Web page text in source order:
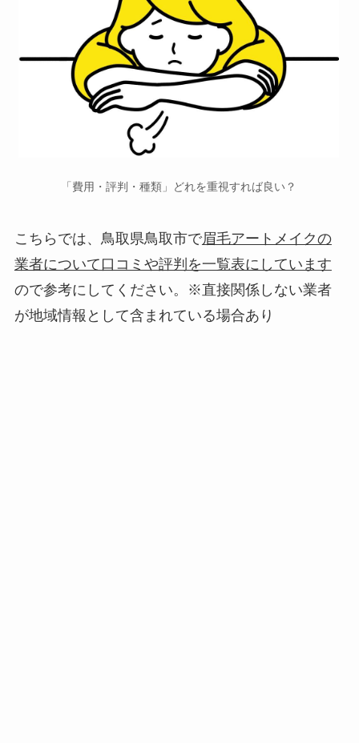
「費用・評判・種類」どれを重視すれば良い？
こちらでは、鳥取県鳥取市で眉毛アートメイクの
業者について口コミや評判を一覧表にしています
ので参考にしてください。※直接関係しない業者
が地域情報として含まれている場合あり